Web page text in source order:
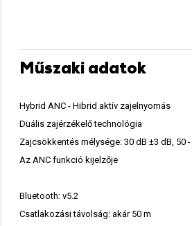
Műszaki adatok
Hybrid ANC - Hibrid aktív zajelnyomás
Duális zajérzékelő technológia
Zajcsökkentés mélysége: 30 dB ±3 dB, 50 -
Az ANC funkció kijelzője
Bluetooth: v5.2
Csatlakozási távolság: akár 50 m